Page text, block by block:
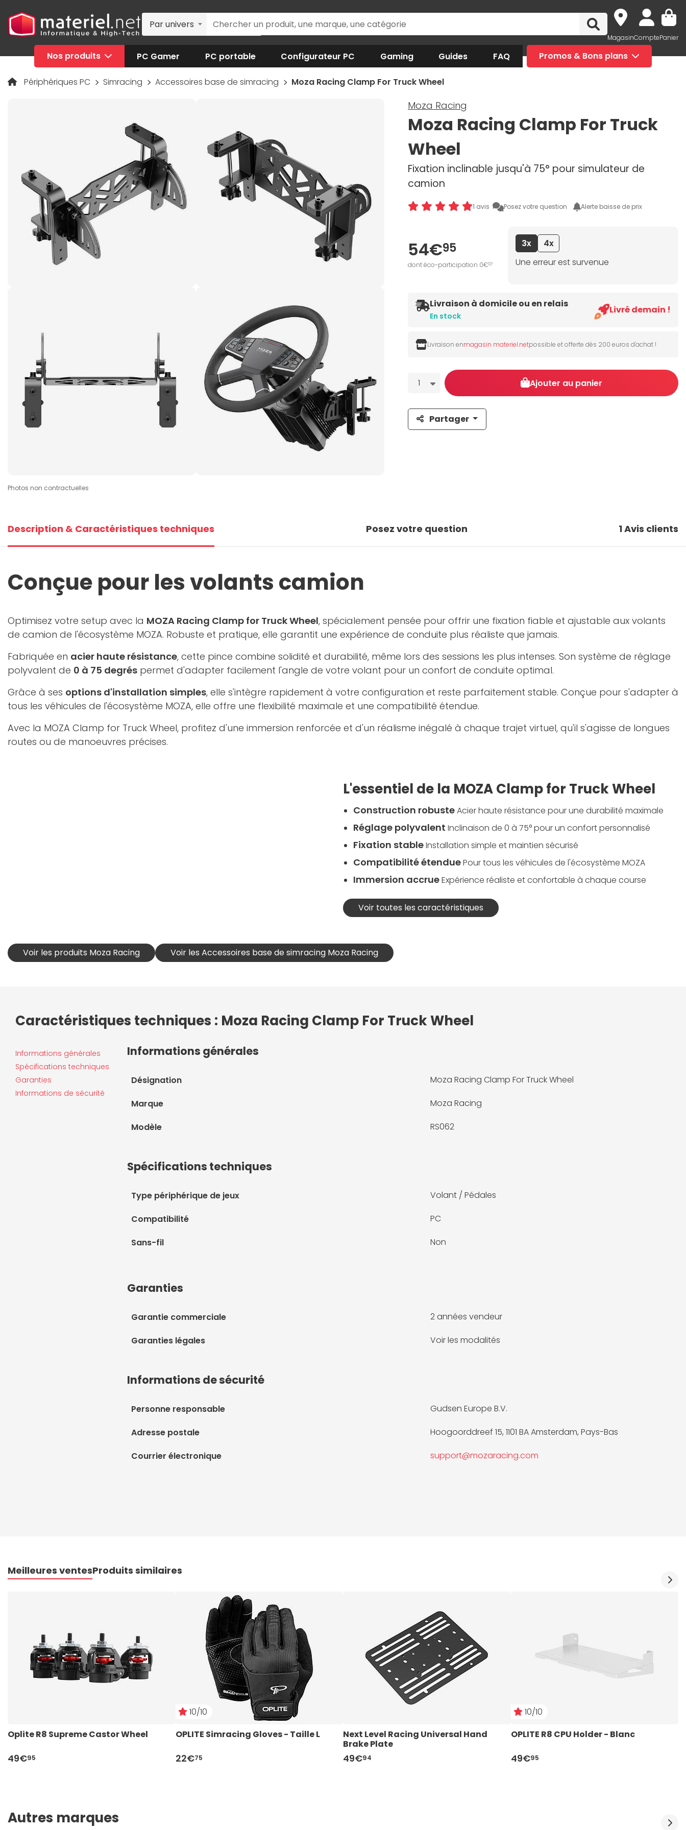
Par univers
MagasinComptePanier
Nos produits PC Gamer PC portable Configurateur PC Gaming Guides FAQ Promos & Bons plans
Périphériques PC Simracing Accessoires base de simracing Moza Racing Clamp For Truck Wheel
Photos non contractuelles
Moza Racing
Moza Racing Clamp For Truck
Wheel
Fixation inclinable jusqu'à 75° pour simulateur de
camion
1 avis Posez votre question Alerte baisse de prix
54€95
dont éco-participation 0€07
3x
4x
Une erreur est survenue
Livraison à domicile ou en relais
En stock
Livré demain !
Livraison enmagasin materiel.netpossible et offerte dès 200 euros d'achat !
Quantité
1 Ajouter au panier
Partager
Description & Caractéristiques techniques Posez votre question 1Avis clients
Conçue pour les volants camion
Optimisez votre setup avec la MOZA Racing Clamp for Truck Wheel, spécialement pensée pour offrir une fixation fiable et ajustable aux volants
de camion de l'écosystème MOZA. Robuste et pratique, elle garantit une expérience de conduite plus réaliste que jamais.
Fabriquée en acier haute résistance, cette pince combine solidité et durabilité, même lors des sessions les plus intenses. Son système de réglage
polyvalent de 0 à 75 degrés permet d'adapter facilement l'angle de votre volant pour un confort de conduite optimal.
Grâce à ses options d'installation simples, elle s'intègre rapidement à votre configuration et reste parfaitement stable. Conçue pour s'adapter à
tous les véhicules de l'écosystème MOZA, elle offre une flexibilité maximale et une compatibilité étendue.
Avec la MOZA Clamp for Truck Wheel, profitez d'une immersion renforcée et d'un réalisme inégalé à chaque trajet virtuel, qu'il s'agisse de longues
routes ou de manoeuvres précises.
L'essentiel de la MOZA Clamp for Truck Wheel
Construction robusteAcier haute résistance pour une durabilité maximale
Réglage polyvalent Inclinaison de 0 à 75° pour un confort personnalisé
Fixation stableInstallation simple et maintien sécurisé
Compatibilité étenduePour tous les véhicules de l'écosystème MOZA
Immersion accrueExpérience réaliste et confortable à chaque course
Voir toutes les caractéristiques
Voir les produits Moza Racing Voir les Accessoires base de simracing Moza Racing
Caractéristiques techniques : Moza Racing Clamp For Truck Wheel
Informations générales
Spécifications techniques
Garanties
Informations de sécurité
Informations générales
Désignation Moza Racing Clamp For Truck Wheel
Marque Moza Racing
Modèle RS062
Spécifications techniques
Type périphérique de jeux Volant / Pédales
Compatibilité PC
Sans-fil Non
Garanties
Garantie commerciale 2 années vendeur
Garanties légales Voir les modalités
Informations de sécurité
Personne responsable Gudsen Europe B.V.
Adresse postale Hoogoorddreef 15, 1101 BA Amsterdam, Pays-Bas
Courrier électronique support@mozaracing.com
Meilleures ventesProduits similaires
Oplite R8 Supreme Castor Wheel
49€95
10/10
OPLITE Simracing Gloves - Taille L
22€75
Next Level Racing Universal Hand
Brake Plate
49€94
10/10
OPLITE R8 CPU Holder - Blanc
49€95
Autres marques